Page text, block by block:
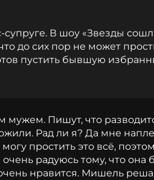
В шоу «Звезды
до сих пор не может
пустить бывшую
мужем. Пишут, что
Рад ли я? Да мне
простить это всё,
радуюсь тому, что она
нравится. Мишель